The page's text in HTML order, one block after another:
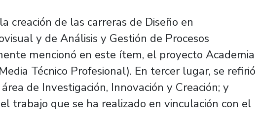
creación de las carreras de Diseño en
y de Análisis y Gestión de Procesos
mencionó en este ítem, el proyecto Academia
Técnico Profesional). En tercer lugar, se refirió
de Investigación, Innovación y Creación; y
trabajo que se ha realizado en vinculación con el